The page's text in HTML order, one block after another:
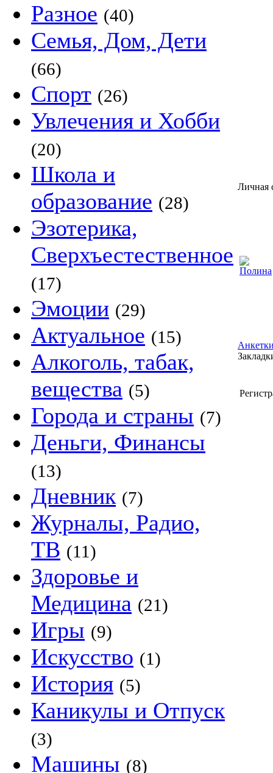
Разное (40)
Семья, Дом, Дети
(66)
Спорт (26)
Увлечения и Хобби
(20)
Школа и
образование (28)
Эзотерика,
Сверхъестественное
(17)
Эмоции (29)
Актуальное (15)
Алкоголь, табак,
вещества (5)
Города и страны (7)
Деньги, Финансы
(13)
Дневник (7)
Журналы, Радио,
ТВ (11)
Здоровье и
Медицина (21)
Игры (9)
Искусство (1)
История (5)
Каникулы и Отпуск
(3)
Машины (8)
Личная